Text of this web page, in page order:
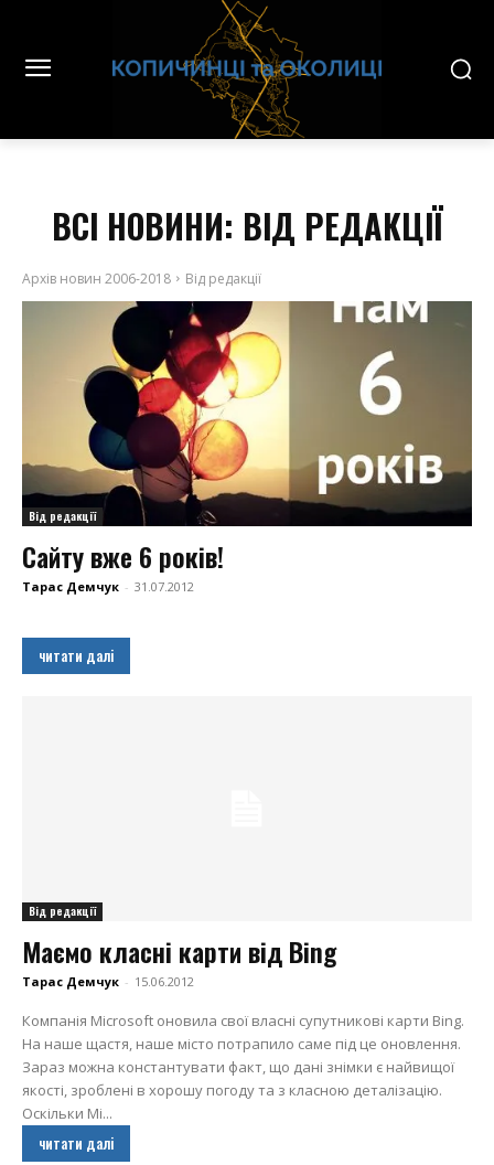
ВСІ НОВИНИ: ВІД РЕДАКЦІЇ
Архів новин 2006-2018 Від редакції
Від редакції
Сайту вже 6 років!
Тарас Демчук - 31.07.2012
читати далі
Від редакції
Маємо класні карти від Bing
Тарас Демчук - 15.06.2012
Компанія Microsoft оновила свої власні супутникові карти Bing.
На наше щастя, наше місто потрапило саме під це оновлення.
Зараз можна константувати факт, що дані знімки є найвищої
якості, зроблені в хорошу погоду та з класною деталізацію.
Оскільки Mi...
читати далі